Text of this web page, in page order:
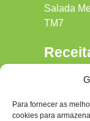
Para fornecer as
cookies para
Salada
TM7